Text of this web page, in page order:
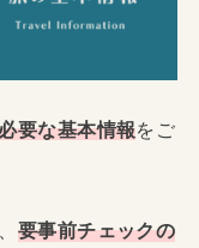
要な基本情報をご
要事前チェックの